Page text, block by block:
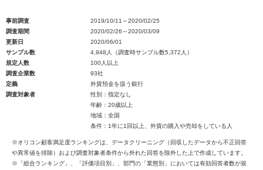
事前調査
2019/10/11～2020/02/25
調査期間
2020/02/26～2020/03/09
更新日
2020/06/01
サンプル数
4,948人（調査時サンプル数5,372人）
規定人数
100人以上
調査企業数
93社
定義
外貨預金を扱う銀行
調査対象者
性別：指定なし
年齢：20歳以上
地域：全国
条件：1年に1回以上、外貨の購入や売却をしている人
※オリコン顧客満足度ランキングは、データクリーニング（回収したデータから不正回答
や異常値を排除）および調査対象者条件から外れた回答を除外した上で作成しています。
※「総合ランキング」、「評価項目別」、部門の「業態別」においては有効回答者数が規